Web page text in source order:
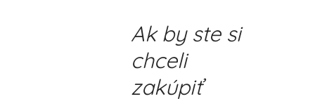
Ak by ste si
chceli
zakúpiť